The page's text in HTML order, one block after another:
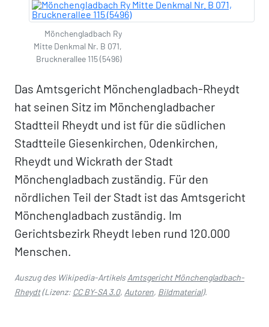
Mönchengladbach Ry
Mitte Denkmal Nr. B 071,
Brucknerallee 115 (5496)
Das Amtsgericht Mönchengladbach-Rheydt
hat seinen Sitz im Mönchengladbacher
Stadtteil Rheydt und ist für die südlichen
Stadtteile Giesenkirchen, Odenkirchen,
Rheydt und Wickrath der Stadt
Mönchengladbach zuständig. Für den
nördlichen Teil der Stadt ist das Amtsgericht
Mönchengladbach zuständig. Im
Gerichtsbezirk Rheydt leben rund 120.000
Menschen.
Auszug des Wikipedia-ArtikelsAmtsgericht Mönchengladbach-
Rheydt(Lizenz: CC BY-SA 3.0, Autoren, Bildmaterial).